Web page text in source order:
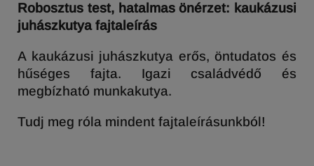
Robosztus test, hatalmas önérzet: kaukázusi
juhászkutya fajtaleírás
A kaukázusi juhászkutya erős, öntudatos és
hűséges fajta. Igazi családvédő és
megbízható munkakutya.
Tudj meg róla mindent fajtaleírásunkból!